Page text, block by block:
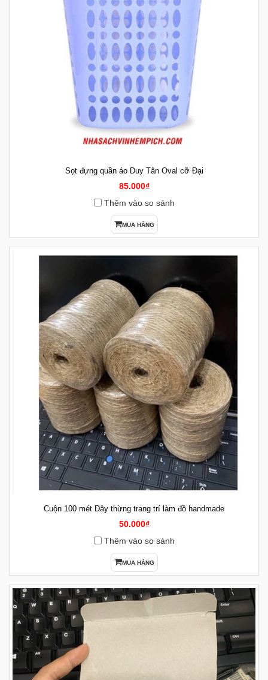
Sọt đựng quần áo Duy Tân Oval cỡ Đại
85.000₫
Thêm vào so sánh
MUA HÀNG
Cuộn 100 mét Dây thừng trang trí làm đồ handmade
50.000₫
Thêm vào so sánh
MUA HÀNG